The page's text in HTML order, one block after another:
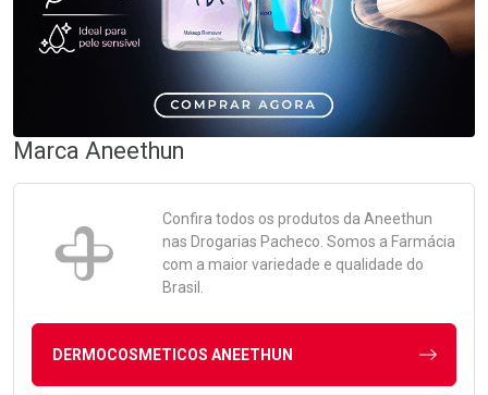
Marca Aneethun
Confira todos os produtos da Aneethun
nas Drogarias Pacheco. Somos a Farmácia
com a maior variedade e qualidade do
Brasil.
DERMOCOSMETICOS ANEETHUN